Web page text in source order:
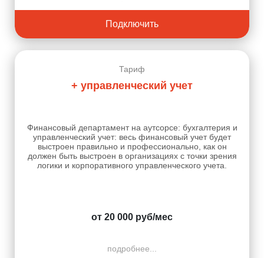
Подключить
Тариф
+ управленческий учет
Финансовый департамент на аутсорсе: бухгалтерия и
управленческий учет: весь финансовый учет будет
выстроен правильно и профессионально, как он
должен быть выстроен в организациях с точки зрения
логики и корпоративного управленческого учета.
от 20 000 руб/мес
подробнее...